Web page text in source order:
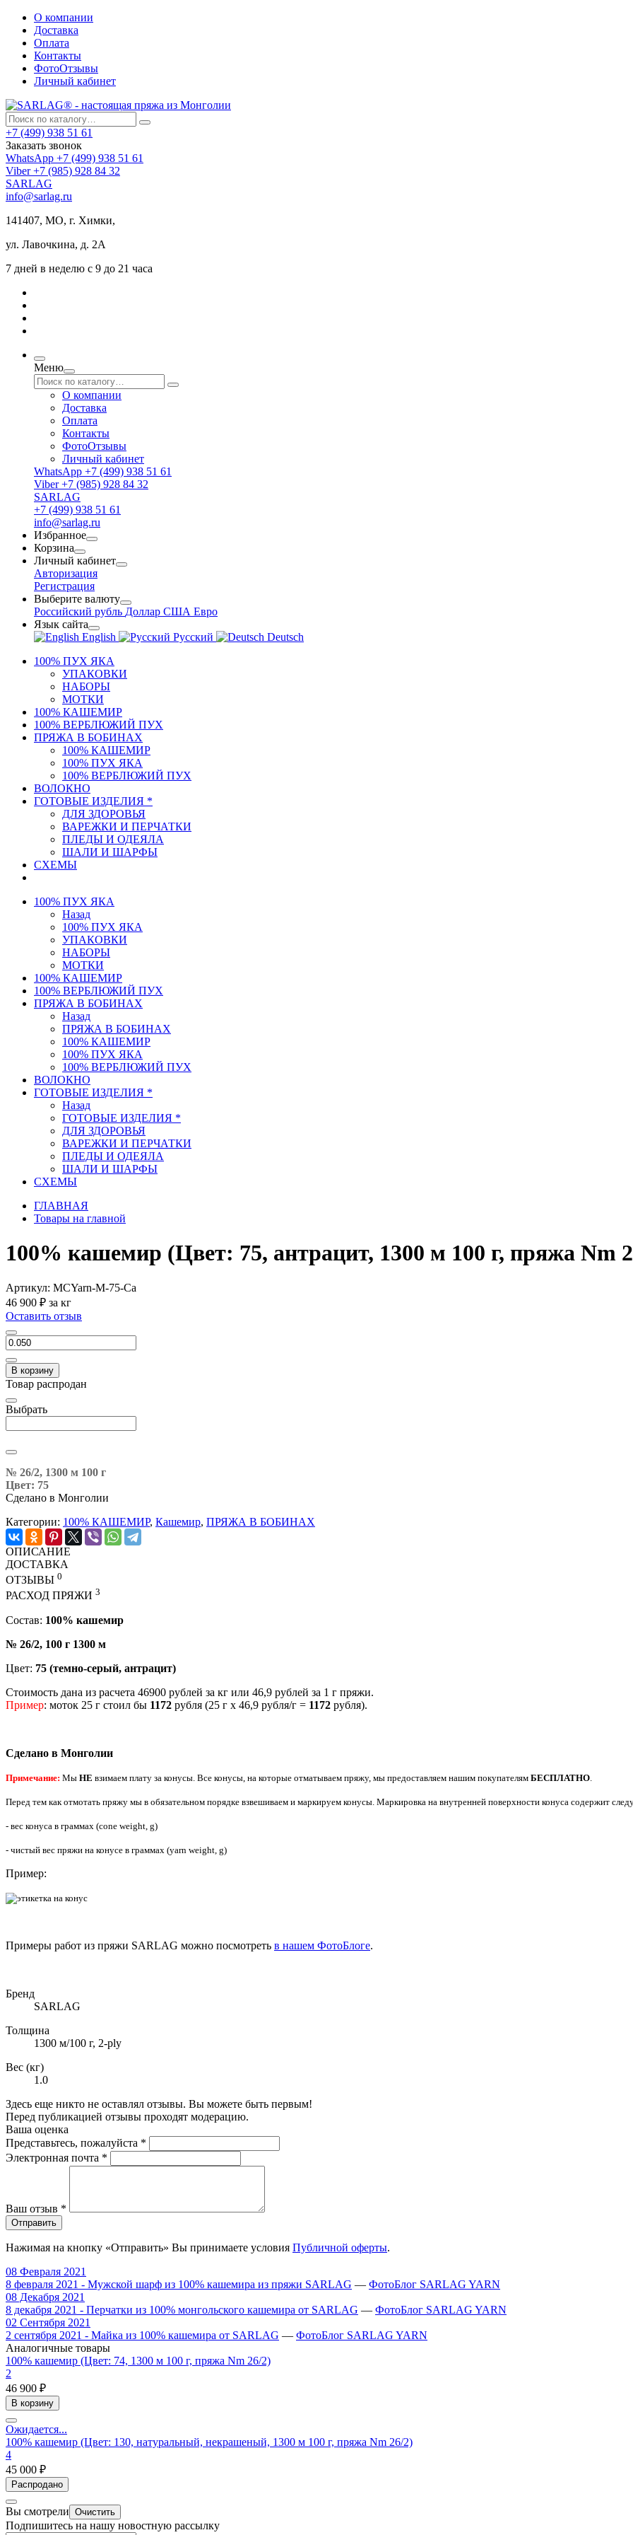
О компании
Доставка
Оплата
Контакты
ФотоОтзывы
Личный кабинет
+7 (499) 938 51 61
Заказать звонок
WhatsApp +7 (499) 938 51 61
Viber +7 (985) 928 84 32
SARLAG
info@sarlag.ru
141407, МО, г. Химки,
ул. Лавочкина, д. 2А
7 дней в неделю с 9 до 21 часа
Меню
О компании
Доставка
Оплата
Контакты
ФотоОтзывы
Личный кабинет
WhatsApp +7 (499) 938 51 61
Viber +7 (985) 928 84 32
SARLAG
+7 (499) 938 51 61
info@sarlag.ru
Избранное
Корзина
Личный кабинет
Авторизация
Регистрация
Выберите валюту
Российский рубль Доллар США Евро
Язык сайта
English
Русский
Deutsch
100% ПУХ ЯКА
УПАКОВКИ
НАБОРЫ
МОТКИ
100% КАШЕМИР
100% ВЕРБЛЮЖИЙ ПУХ
ПРЯЖА В БОБИНАХ
100% КАШЕМИР
100% ПУХ ЯКА
100% ВЕРБЛЮЖИЙ ПУХ
ВОЛОКНО
ГОТОВЫЕ ИЗДЕЛИЯ *
ДЛЯ ЗДОРОВЬЯ
ВАРЕЖКИ И ПЕРЧАТКИ
ПЛЕДЫ И ОДЕЯЛА
ШАЛИ И ШАРФЫ
СХЕМЫ
100% ПУХ ЯКА
Назад
100% ПУХ ЯКА
УПАКОВКИ
НАБОРЫ
МОТКИ
100% КАШЕМИР
100% ВЕРБЛЮЖИЙ ПУХ
ПРЯЖА В БОБИНАХ
Назад
ПРЯЖА В БОБИНАХ
100% КАШЕМИР
100% ПУХ ЯКА
100% ВЕРБЛЮЖИЙ ПУХ
ВОЛОКНО
ГОТОВЫЕ ИЗДЕЛИЯ *
Назад
ГОТОВЫЕ ИЗДЕЛИЯ *
ДЛЯ ЗДОРОВЬЯ
ВАРЕЖКИ И ПЕРЧАТКИ
ПЛЕДЫ И ОДЕЯЛА
ШАЛИ И ШАРФЫ
СХЕМЫ
ГЛАВНАЯ
Товары на главной
100% кашемир (Цвет: 75, антрацит, 1300 м 100 г, пряжа Nm
Артикул: MCYarn-M-75-Ca
46 900 ₽ за кг
Оставить отзыв
В корзину
Товар распродан
Выбрать
№ 26/2, 1300 м 100 г
Цвет: 75
Сделано в Монголии
Категории: 100% КАШЕМИР, Кашемир, ПРЯЖА В БОБИНАХ
ОПИСАНИЕ
ДОСТАВКА
ОТЗЫВЫ 0
РАСХОД ПРЯЖИ 3
Состав: 100% кашемир
№ 26/2, 100 г 1300 м
Цвет: 75 (темно-серый, антрацит)
Стоимость дана из расчета 46900 рублей за кг или 46,9 рублей за 1 г пряжи.
Пример: моток 25 г стоил бы 1172 рубля (25 г х 46,9 рубля/г = 1172 рубля).
Сделано в Монголии
Примечание: Мы НЕ взимаем плату за конусы. Все конусы, на которые отматываем пряжу, мы предоставляем нашим покупателям БЕСПЛАТНО
Перед тем как отмотать пряжу мы в обязательном порядке взвешиваем и маркируем конусы. Маркировка на внутренней поверхности конуса содержит
- вес конуса в граммах (cone weight, g)
- чистый вес пряжи на конусе в граммах (yarn weight, g)
Пример:
Примеры работ из пряжи SARLAG можно посмотреть в нашем ФотоБлоге.
Бренд
SARLAG
Толщина
1300 м/100 г, 2-ply
Вес (кг)
1.0
Здесь еще никто не оставлял отзывы. Вы можете быть первым!
Перед публикацией отзывы проходят модерацию.
Ваша оценка
Представьтесь, пожалуйста *
Электронная почта *
Ваш отзыв *
Отправить
Нажимая на кнопку «Отправить» Вы принимаете условия Публичной оферты.
08 Февраля 2021
8 февраля 2021 - Мужской шарф из 100% кашемира из пряжи SARLAG — ФотоБлог SARLAG YARN
08 Декабря 2021
8 декабря 2021 - Перчатки из 100% монгольского кашемира от SARLAG — ФотоБлог SARLAG YARN
02 Сентября 2021
2 сентября 2021 - Майка из 100% кашемира от SARLAG — ФотоБлог SARLAG YARN
Аналогичные товары
100% кашемир (Цвет: 74, 1300 м 100 г, пряжа Nm 26/2)
2
46 900 ₽
В корзину
Ожидается...
100% кашемир (Цвет: 130, натуральный, некрашеный, 1300 м 100 г, пряжа Nm 26/2)
4
45 000 ₽
Распродано
Вы смотрели Очистить
Подпишитесь на нашу новостную рассылку